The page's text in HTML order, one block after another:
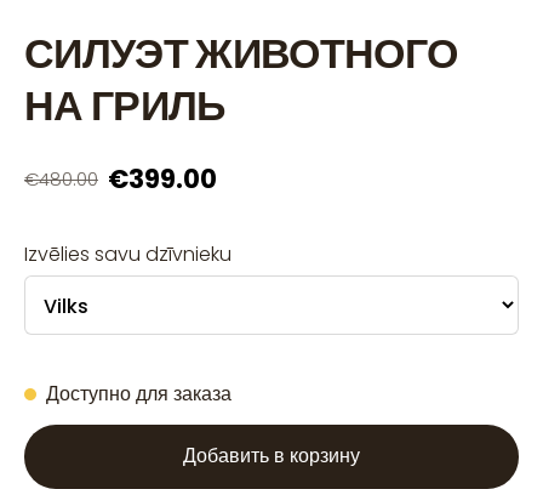
СИЛУЭТ ЖИВОТНОГО
НА ГРИЛЬ
€480.00 €399.00
Izvēlies savu dzīvnieku
Доступно для заказа
Добавить в корзину